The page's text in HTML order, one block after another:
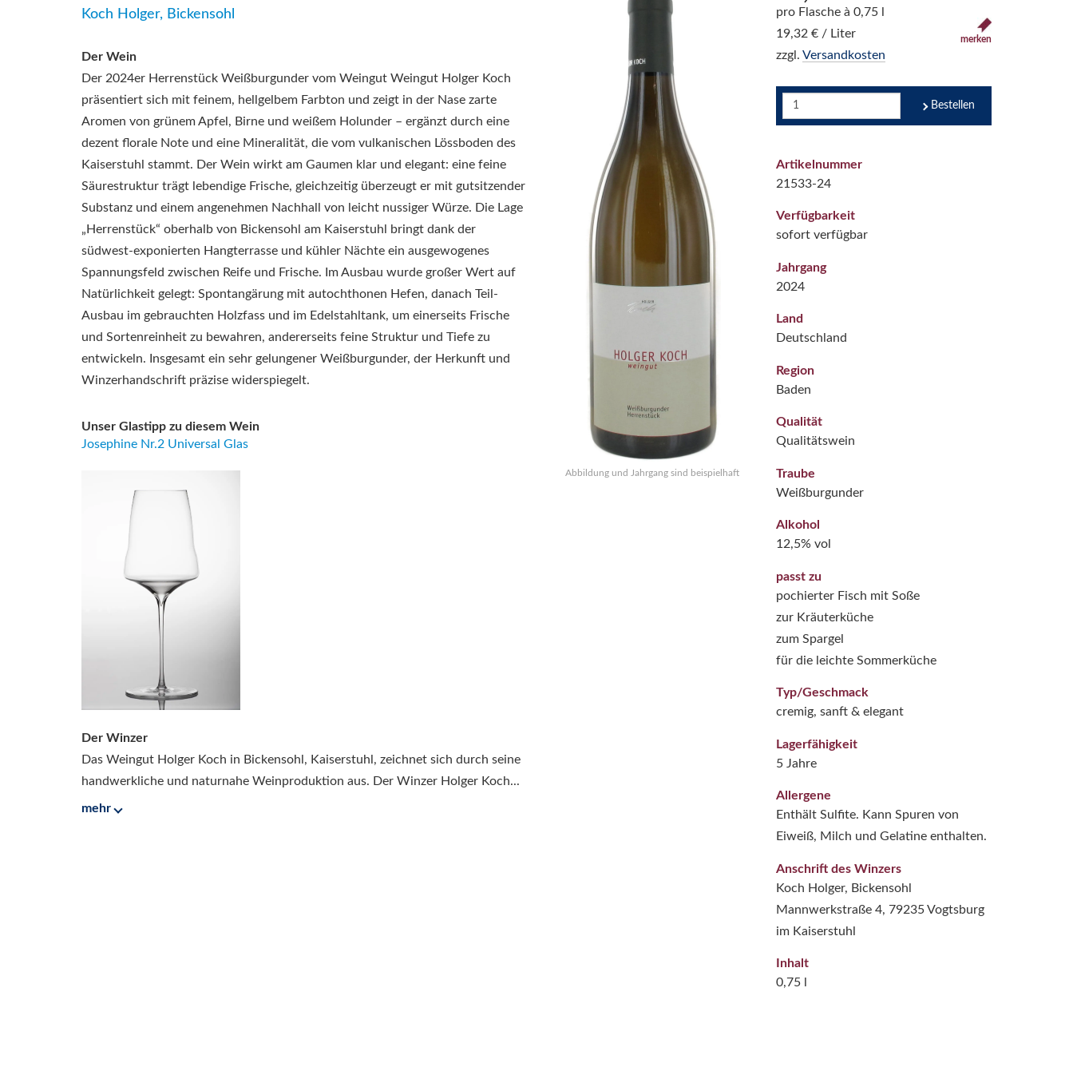
Koch Holger, Bickensohl
Der Wein
Der 2024er Herrenstück Weißburgunder vom Weingut Weingut Holger Koch
präsentiert sich mit feinem, hellgelbem Farbton und zeigt in der Nase zarte
Aromen von grünem Apfel, Birne und weißem Holunder – ergänzt durch eine
dezent florale Note und eine Mineralität, die vom vulkanischen Lössboden des
Kaiserstuhl stammt. Der Wein wirkt am Gaumen klar und elegant: eine feine
Säurestruktur trägt lebendige Frische, gleichzeitig überzeugt er mit gutsitzender
Substanz und einem angenehmen Nachhall von leicht nussiger Würze. Die Lage
„Herrenstück“ oberhalb von Bickensohl am Kaiserstuhl bringt dank der
südwest-exponierten Hangterrasse und kühler Nächte ein ausgewogenes
Spannungsfeld zwischen Reife und Frische. Im Ausbau wurde großer Wert auf
Natürlichkeit gelegt: Spontangärung mit autochthonen Hefen, danach Teil-
Ausbau im gebrauchten Holzfass und im Edelstahltank, um einerseits Frische
und Sortenreinheit zu bewahren, andererseits feine Struktur und Tiefe zu
entwickeln. Insgesamt ein sehr gelungener Weißburgunder, der Herkunft und
Winzerhandschrift präzise widerspiegelt.
Unser Glastipp zu diesem Wein
Josephine Nr.2 Universal Glas
Der Winzer
Das Weingut Holger Koch in Bickensohl, Kaiserstuhl, zeichnet sich durch seine
handwerkliche und naturnahe Weinproduktion aus. Der Winzer Holger Koch...
mehr
Abbildung und Jahrgang sind beispielhaft
pro Flasche à 0,75 l
19,32 € / Liter
zzgl. Versandkosten
merken
Bestellen
Artikelnummer
21533-24
Verfügbarkeit
sofort verfügbar
Jahrgang
2024
Land
Deutschland
Region
Baden
Qualität
Qualitätswein
Traube
Weißburgunder
Alkohol
12,5% vol
passt zu
pochierter Fisch mit Soße
zur Kräuterküche
zum Spargel
für die leichte Sommerküche
Typ/Geschmack
cremig, sanft & elegant
Lagerfähigkeit
5 Jahre
Allergene
Enthält Sulfite. Kann Spuren von
Eiweiß, Milch und Gelatine enthalten.
Anschrift des Winzers
Koch Holger, Bickensohl
Mannwerkstraße 4, 79235 Vogtsburg
im Kaiserstuhl
Inhalt
0,75 l